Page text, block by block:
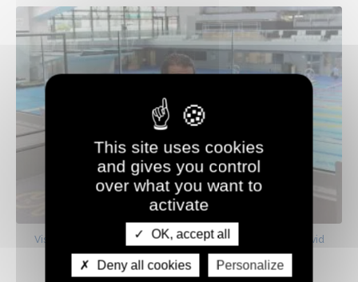
Visite du CAO le jeudi 5 septembre 2024 en présence de David
Smetanine, para nageur de la FFH.
This site uses cookies
and gives you control
over what you want to
activate
OK, accept all
Deny all cookies Personalize